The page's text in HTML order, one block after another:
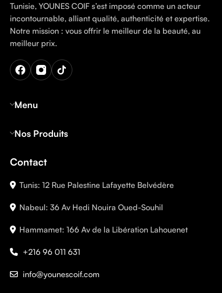
Tunisie, YOUNES COIF s’est imposé comme un acteur
incontournable, alliant qualité, authenticité et expertise.
Notre mission : vous offrir le meilleur de la beauté, au
meilleur prix.
Menu
Nos Produits
Contact
Tunis: 12 Rue Palestine Lafayette Belvédère
Nabeul: 36 Av Hedi Nouira Oued-Souhil
Hammamet: 166 Av de la Libération Lahouenet
+216 96 011 631
info@younescoif.com